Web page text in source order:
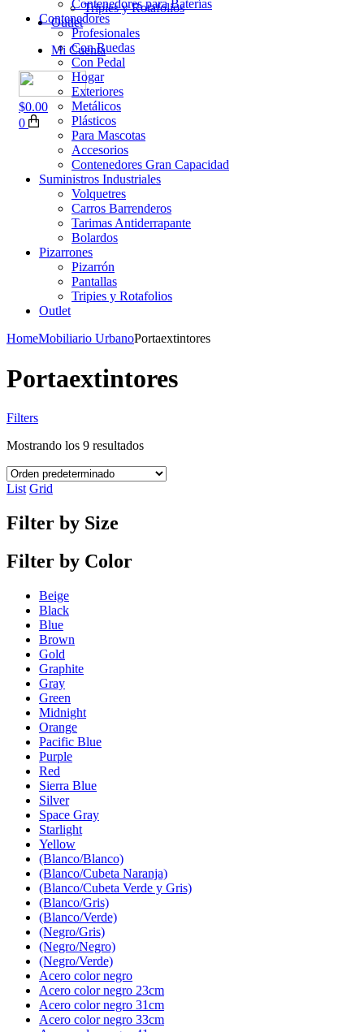
Tripies y Rotafolios
Outlet
Mi Cuenta
$0.00
0
Contenedores para Baterías
Contenedores
Profesionales
Con Ruedas
Con Pedal
Hogar
Exteriores
Metálicos
Plásticos
Para Mascotas
Accesorios
Contenedores Gran Capacidad
Suministros Industriales
Volquetres
Carros Barrenderos
Tarimas Antiderrapante
Bolardos
Pizarrones
Pizarrón
Pantallas
Tripies y Rotafolios
Outlet
HomeMobiliario UrbanoPortaextintores
Portaextintores
Filters
Mostrando los 9 resultados
List Grid
Filter by Size
Filter by Color
Beige
Black
Blue
Brown
Gold
Graphite
Gray
Green
Midnight
Orange
Pacific Blue
Purple
Red
Sierra Blue
Silver
Space Gray
Starlight
Yellow
(Blanco/Blanco)
(Blanco/Cubeta Naranja)
(Blanco/Cubeta Verde y Gris)
(Blanco/Gris)
(Blanco/Verde)
(Negro/Gris)
(Negro/Negro)
(Negro/Verde)
Acero color negro
Acero color negro 23cm
Acero color negro 31cm
Acero color negro 33cm